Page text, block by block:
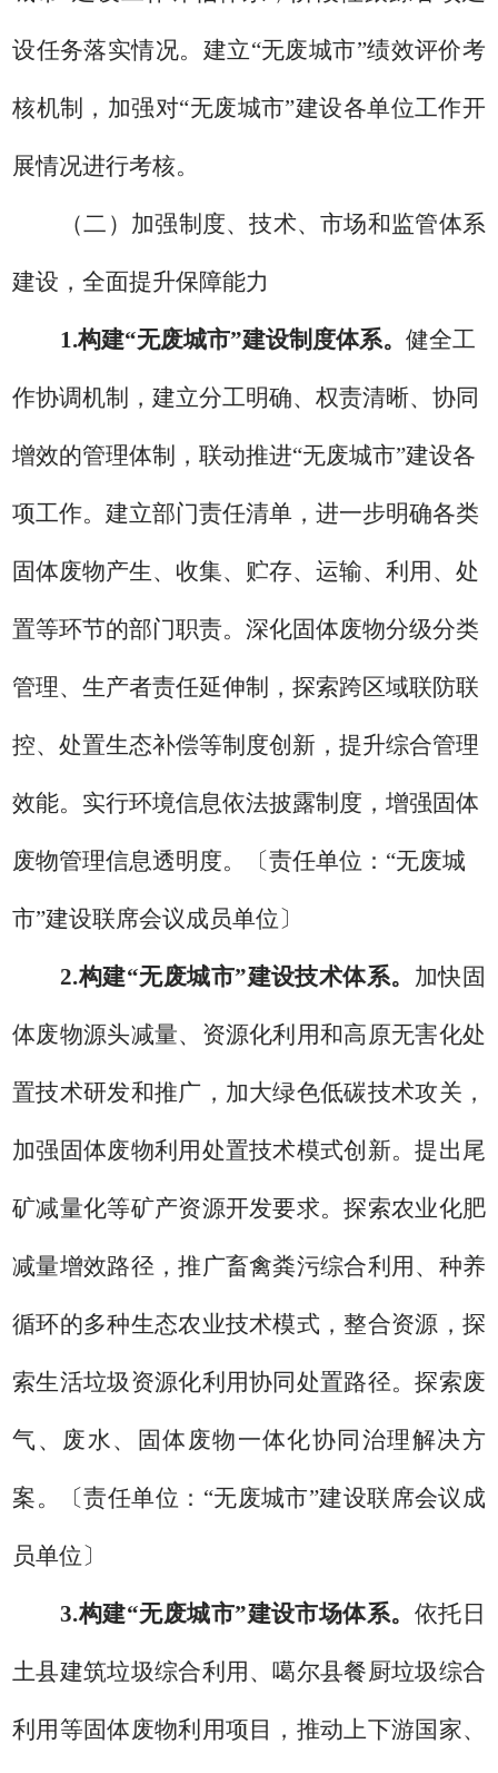
设任务落实情况。 建立“无废城市”绩效评价考
核机制，加强对“无废城市”建设各单位工作开
展情况进行考核。
（二）加强制度、技术、市场和监管体系
建设，全面提升保障能力
1.构建“无废城市”建设制度体系。健全工
作协调机制，建立分工明确、权责清晰、协同
增效的管理体制，联动推进“无废城市”建设各
项工作。建立部门责任清单，进一步明确各类
固体废物产生、收集、贮存、运输、利用、处
置等环节的部门职责。深化固体废物分级分类
管理、生产者责任延伸制 ，探索跨区域联防联
控、处置生态补偿等制度创新，提升综合管理
效能。实行环境信息依法披露制度，增强固体
废物管理信息透明度。 〔责任单位： “无废城
市”建设联席会议成员单位〕
2.构建“无废城市”建设技术体系。 加快固
体废物源头减量、资源化利用和高原无害化处
置技术研发和推广，加大绿色低碳技术攻关，
加强固体废物利用处置技术模式创新。提出尾
矿减量化等矿产资源开发要求。探索农业化肥
减量增效路径，推广畜禽粪污综合利用、种养
循环的多种生态农业技术模式，整合资源，探
索生活垃圾资源化利用协同处置路径。探索废
气、废水、固体废物一体化协同治理解决方
案。 〔责任单位： “无废城市”建设联席会议成
员单位〕
3.构建“无废城市”建设市场体系。 依托 日
土县建筑垃圾综合利用、噶尔县餐厨垃圾综合
利用等固体废物利用项目，推动上下游国家、